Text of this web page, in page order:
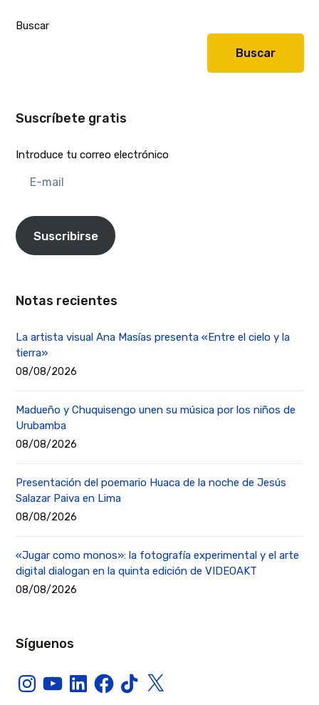
Buscar
Buscar
Suscríbete gratis
Introduce tu correo electrónico
mail
Suscribirse
Notas recientes
La artista visual Ana Masías presenta «Entre el cielo y la
tierra»
08/08/2026
Madueño y Chuquisengo unen su música por los niños de
Urubamba
08/08/2026
Presentación del poemario Huaca de la noche de Jesús
Salazar Paiva en Lima
08/08/2026
«Jugar como monos»: la fotografía experimental y el arte
digital dialogan en la quinta edición de VIDEOAKT
08/08/2026
Síguenos
InstagramYouTubeLinkedInFacebook
TikTokX